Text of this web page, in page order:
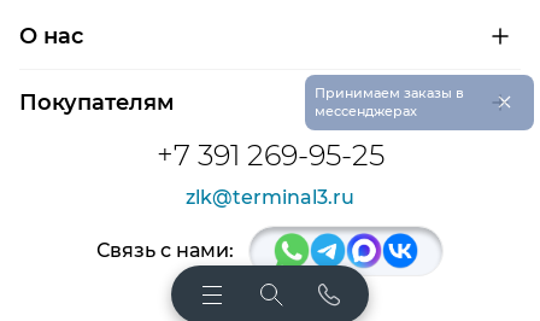
+7 391 269-95-25
zlk@terminal3.ru
О нас
Сертификаты на продукцию
Покупателям
Доставка и оплата
Расшифровка маркировки подшипников
Связь с нами:
Принимаем заказы в
мессенджерах
×